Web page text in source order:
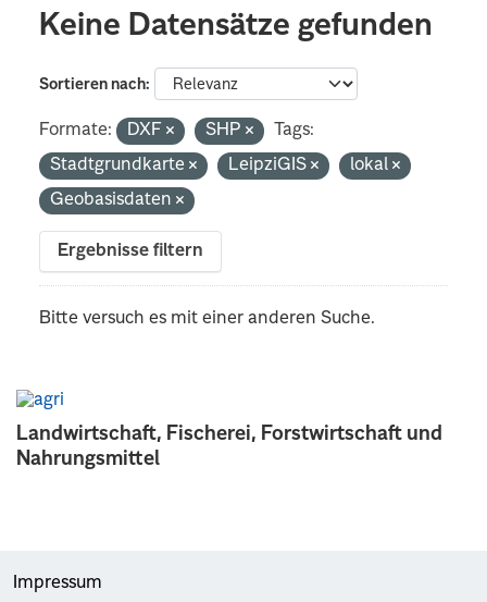
Landwirtschaft, Fischerei, Forstwirtschaft und
Nahrungsmittel
Keine Datensätze gefunden
Sortieren nach
Formate: DXF SHP
Tags:
Stadtgrundkarte
LeipziGIS
lokal
Geobasisdaten
Ergebnisse filtern
Bitte versuch es mit einer anderen Suche.
Impressum